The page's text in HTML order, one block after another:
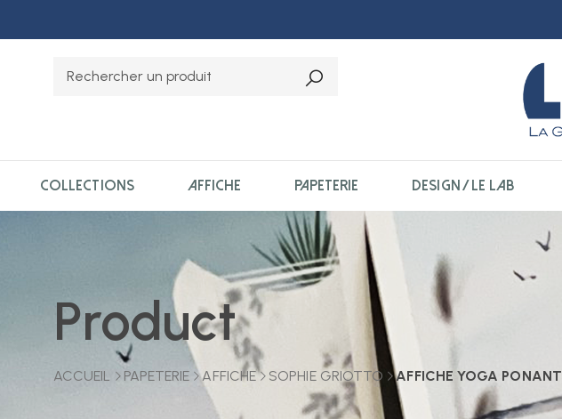
COLLECTIONS AFFICHE PAPETERIE DESIGN / LE LAB
Product
ACCUEIL PAPETERIE AFFICHE SOPHIE GRIOTTO AFFICHE YOGA PONANT